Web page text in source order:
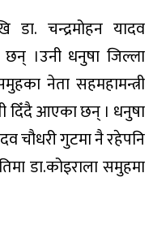
डा. चन्द्रमोहन यादव
।उनी धनुषा जिल्ला
नेता सहमहामन्त्री
दिँदै आएका छन् । धनुषा
चौधरी गुटमा नै रहेपनि
डा.कोइराला समुहमा